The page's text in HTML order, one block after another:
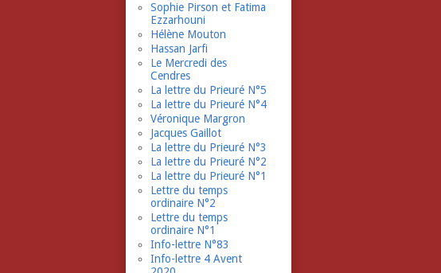
Sophie Pirson et Fatima
Ezzarhouni
Hélène Mouton
Hassan Jarfi
Le Mercredi des
Cendres
La lettre du Prieuré N°5
La lettre du Prieuré N°4
Véronique Margron
Jacques Gaillot
La lettre du Prieuré N°3
La lettre du Prieuré N°2
La lettre du Prieuré N°1
Lettre du temps
ordinaire N°2
Lettre du temps
ordinaire N°1
Info-lettre N°83
Info-lettre 4 Avent